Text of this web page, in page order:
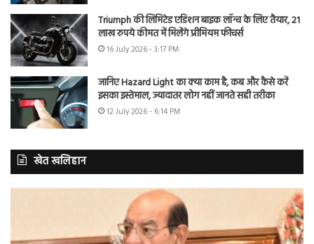
Triumph की लिमिटेड एडिशन बाइक लॉन्च के लिए तैयार, 21
लाख रुपये कीमत में मिलेंगे प्रीमियम फीचर्स
16 July 2026 - 3:17 PM
जानिए Hazard Light का क्या काम है, कब और कैसे करें
इसका इस्तेमाल, ज्यादातर लोग नहीं जानते सही तरीका
12 July 2026 - 6:14 PM
खेत खलिहान